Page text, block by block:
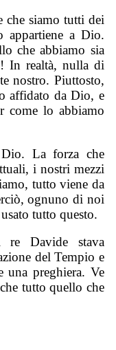
che siamo tutti dei
appartiene a Dio.
che abbiamo sia
In realtà, nulla di
nostro. Piuttosto,
affidato da Dio, e
come lo abbiamo
La forza che
i nostri mezzi
tutto viene da
ognuno di noi
tutto questo.
Davide stava
del Tempio e
una preghiera. Ve
tutto quello che